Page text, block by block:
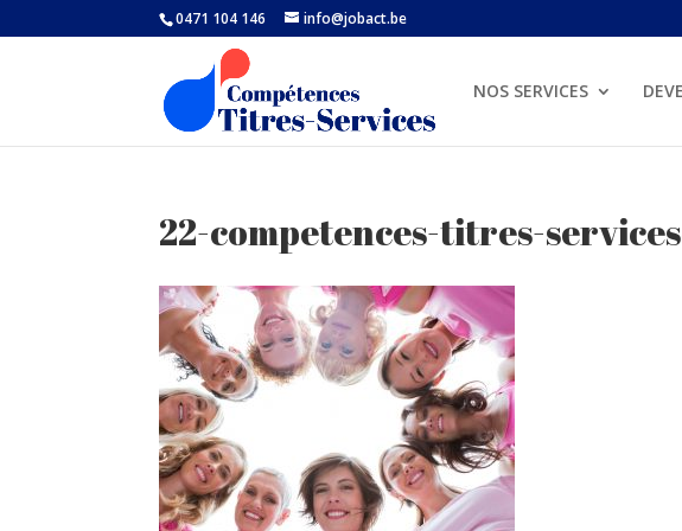
0471 104 146 info@jobact.be
NOS SERVICES
22-competences-titres-